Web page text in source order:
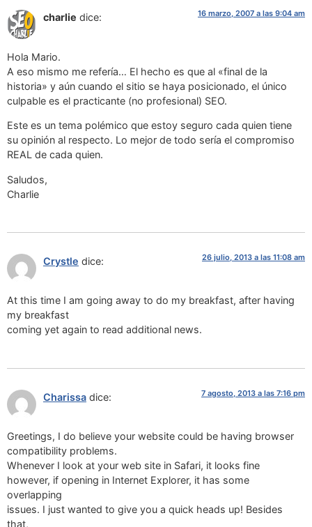
charlie dice: 16 marzo, 2007 a las 9:04 am
Hola Mario.
A eso mismo me refería… El hecho es que al «final de la
historia» y aún cuando el sitio se haya posicionado, el único
culpable es el practicante (no profesional) SEO.
Este es un tema polémico que estoy seguro cada quien tiene
su opinión al respecto. Lo mejor de todo sería el compromiso
REAL de cada quien.
Saludos,
Charlie
Crystle dice: 26 julio, 2013 a las 11:08 am
At this time I am going away to do my breakfast, after having
my breakfast
coming yet again to read additional news.
Charissa dice: 7 agosto, 2013 a las 7:16 pm
Greetings, I do believe your website could be having browser
compatibility problems.
Whenever I look at your web site in Safari, it looks fine
however, if opening in Internet Explorer, it has some
overlapping
issues. I just wanted to give you a quick heads up! Besides
that,